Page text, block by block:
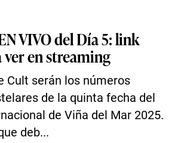
VIVO del Día 5: link
en streaming
Cult serán los números
de la quinta fecha del
de Viña del Mar 2025.
deb...